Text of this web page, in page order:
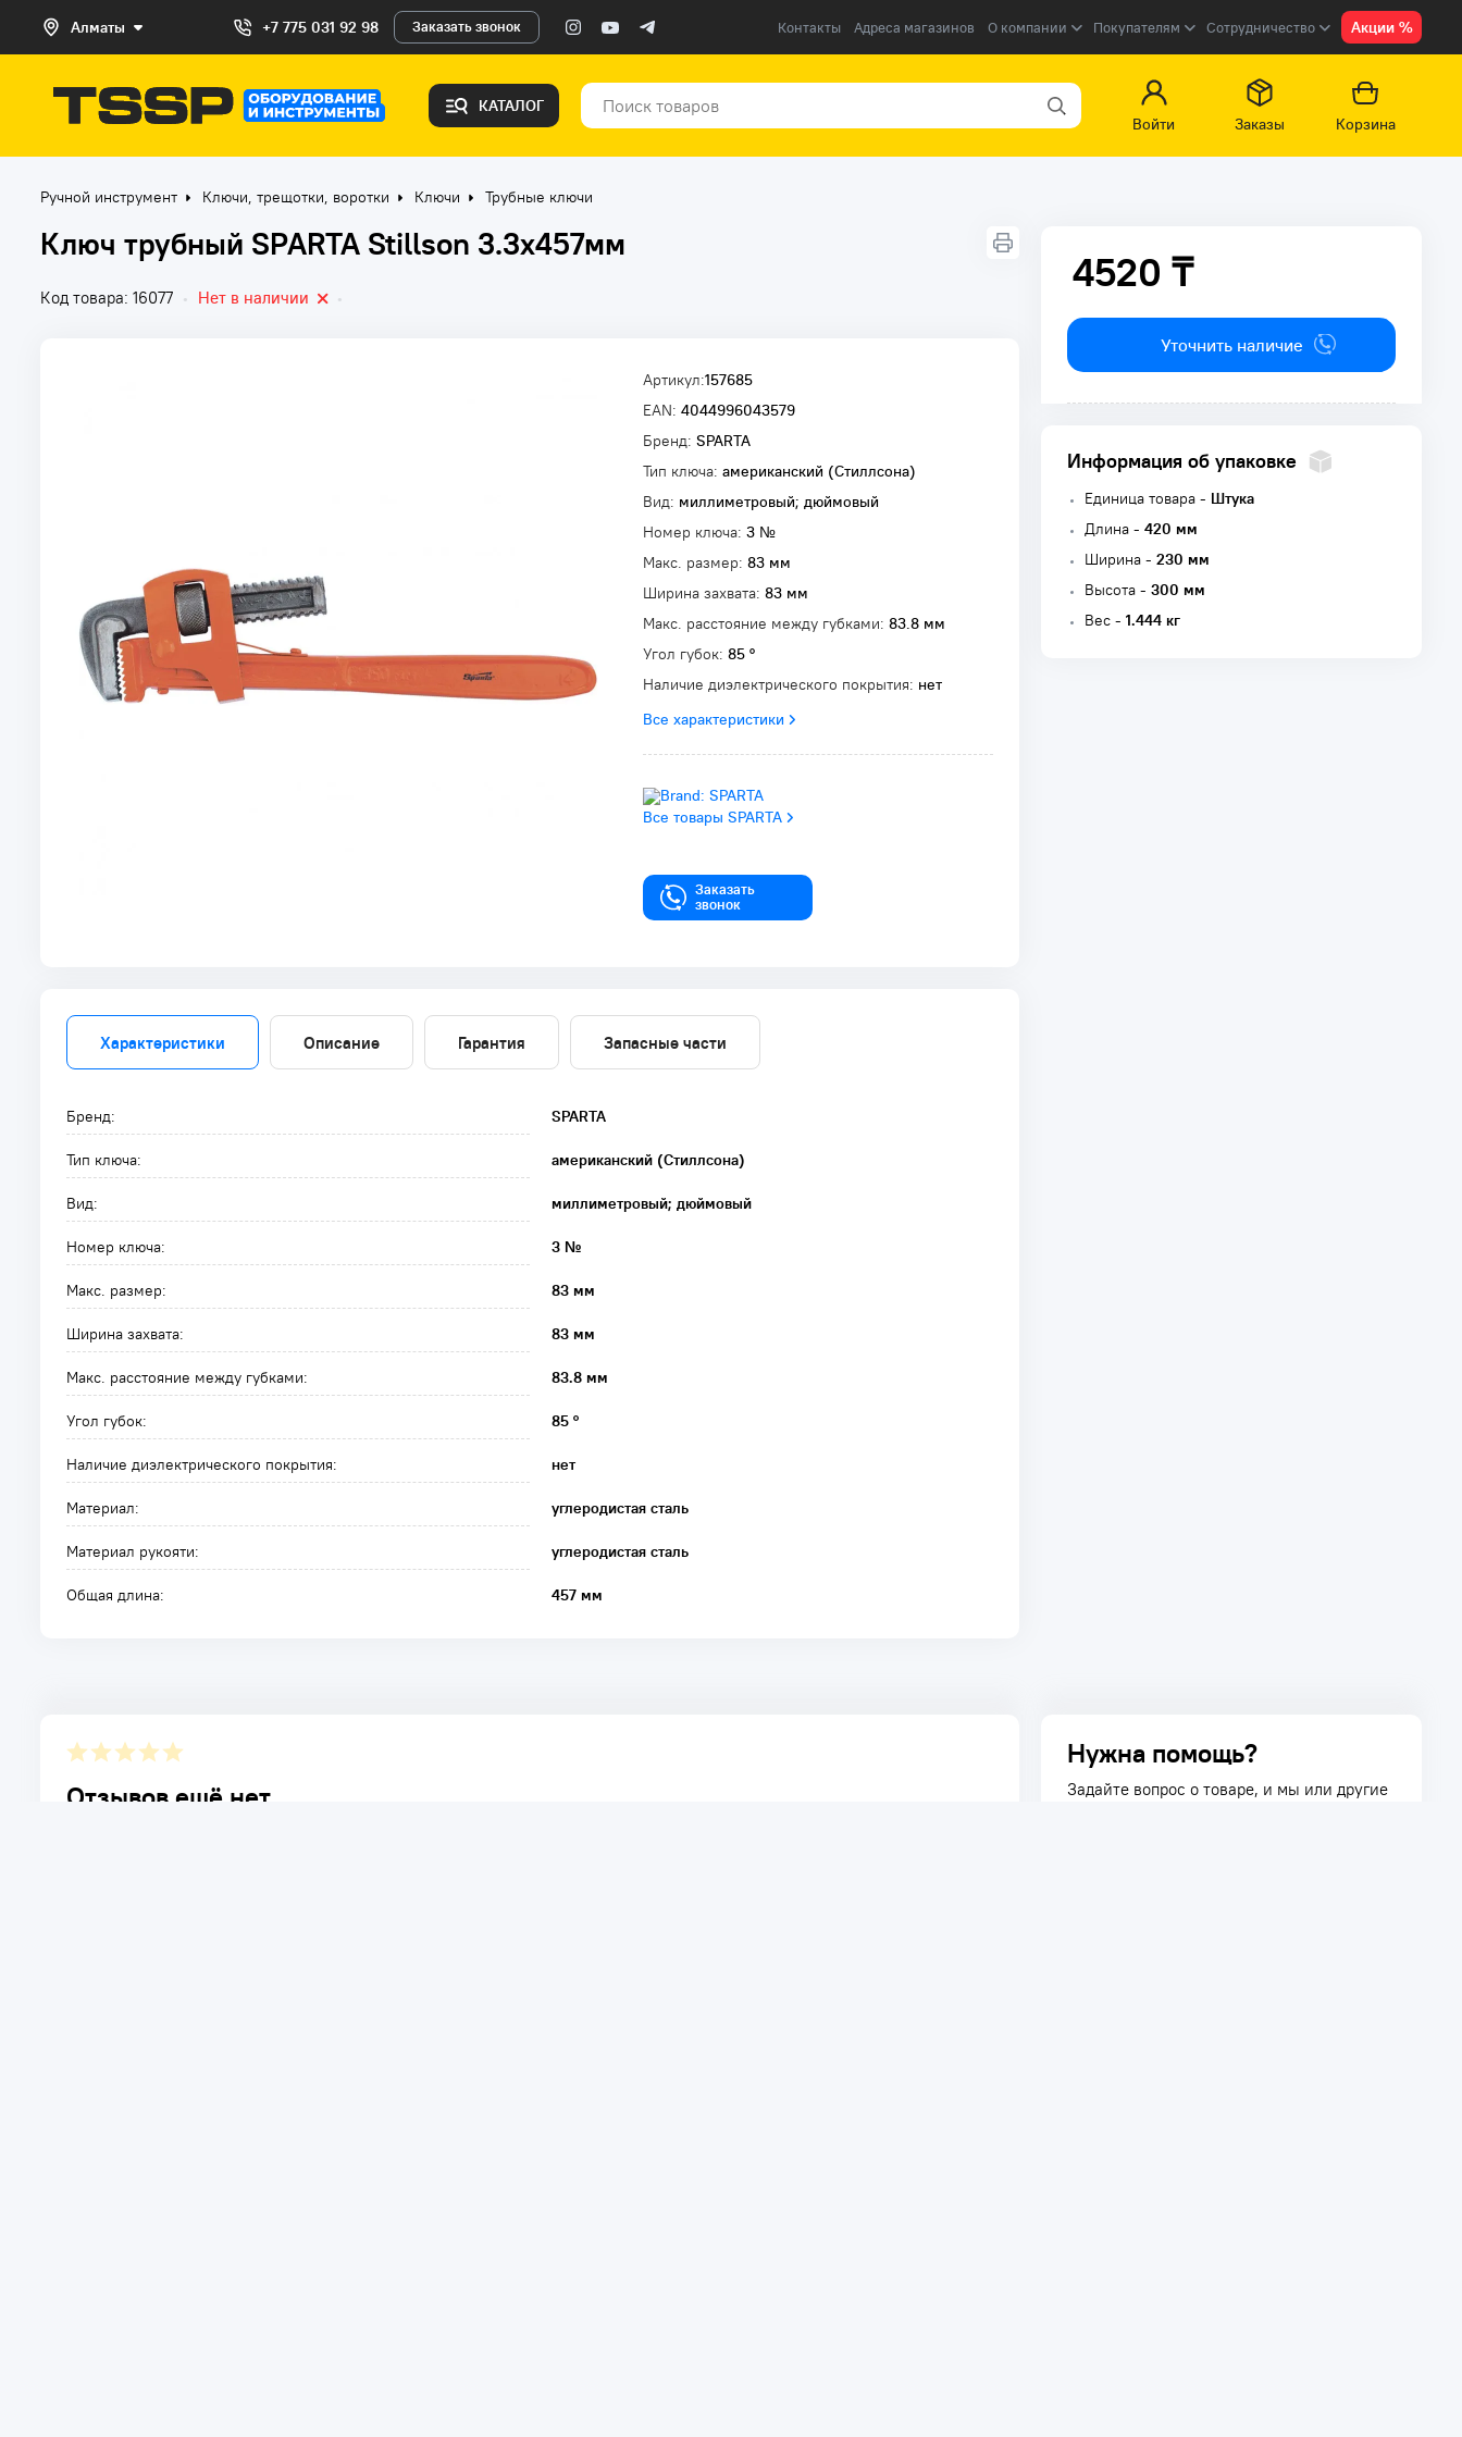
Алматы +7 775 031 92 98 Заказать звонок Контакты Адреса магазинов О компании Покупателям Сотрудничество Акции %
КАТАЛОГ
Войти
Заказы Корзина
Ручной инструмент Ключи, трещотки, воротки Ключи Трубные ключи
Ключ трубный SPARTA Stillson 3.3x457мм
Код товара: 16077 • Нет в наличии •
Артикул:157685
EAN: 4044996043579
Бренд: SPARTA
Тип ключа: американский (Стиллсона)
Вид: миллиметровый; дюймовый
Номер ключа: 3 №
Макс. размер: 83 мм
Ширина захвата: 83 мм
Макс. расстояние между губками: 83.8 мм
Угол губок: 85 °
Наличие диэлектрического покрытия: нет
Все характеристики
Все товары SPARTA
Заказать
звонок
4520 ₸
4520 ₸
Уточнить наличие
Информация об упаковке
Единица товара - Штука
Длина - 420 мм
Ширина - 230 мм
Высота - 300 мм
Вес - 1.444 кг
Характеристики Описание Гарантия Запасные части
Бренд: SPARTA
Тип ключа: американский (Стиллсона)
Вид: миллиметровый; дюймовый
Номер ключа: 3 №
Макс. размер: 83 мм
Ширина захвата: 83 мм
Макс. расстояние между губками: 83.8 мм
Угол губок: 85 °
Наличие диэлектрического покрытия: нет
Материал: углеродистая сталь
Материал рукояти: углеродистая сталь
Общая длина: 457 мм
Отзывов ещё нет.
Нужна помощь?
Задайте вопрос о товаре, и мы или другие